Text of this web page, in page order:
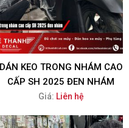
DÁN KEO TRONG NHÁM CAO
CẤP SH 2025 ĐEN NHÁM
Giá: Liên hệ